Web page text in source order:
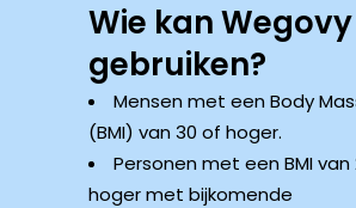
Wie kan Wegovy
gebruiken?
Mensen met een Body
(BMI) van 30 of hoger.
Personen met een BMI van
hoger met bijkomende